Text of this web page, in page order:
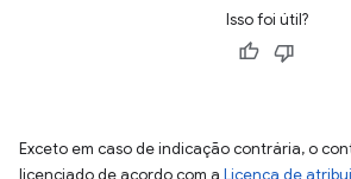
Isso foi útil?
Exceto em caso de indicação contrária, o
licenciado de acordo com a Licença de